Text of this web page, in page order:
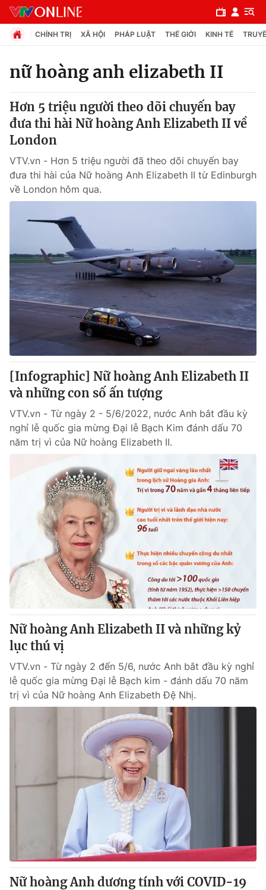
Chuyên mục
Chính trị
Pháp luật
Y tế
Thế giới
Tin tức
Thế giới đó đây
Câu chuyện quốc tế
Kinh tế
Tài chính
Thị trường
Góc doanh nghiệp
Dữ liệu và đời sống
Truyền hình
Phim VTV
Hậu trường
Nhân vật
Giải sao mai
Giải trí
Điện ảnh
Âm nhạc
Đời sống
Làm đẹp
Chất lượng cuộc sống
Tuyển sinh
Học trực tuyến
Công nghệ
Hitech Công nghệ tương lai
Sản phẩm
Thị trường
Tư vấn
Giao lưu trực tuyến
Lịch phát sóng
Chuyên mục khác
Emagazine Podcast
Photo Infographic
Video Shorts video
VTV Thể thao
Bất động sản
Thị trường 24h Tấm lòng Việt
Vươn mình bằng AI
VTV9 VTV8
CHÍNH TRỊ XÃ HỘI PHÁP LUẬT THẾ GIỚI KINH TẾ
nữ hoàng anh elizabeth II
Hơn 5 triệu người theo dõi chuyến bay
đưa thi hài Nữ hoàng Anh Elizabeth II về
London
VTV.vn - Hơn 5 triệu người đã theo dõi chuyến bay
đưa thi hài của Nữ hoàng Anh Elizabeth II từ Edinburgh
về London hôm qua.
[Infographic] Nữ hoàng Anh Elizabeth II
và những con số ấn tượng
VTV.vn - Từ ngày 2 - 5/6/2022, nước Anh bắt đầu kỳ
nghỉ lễ quốc gia mừng Đại lễ Bạch Kim đánh dấu 70
năm trị vì của Nữ hoàng Elizabeth II.
Nữ hoàng Anh Elizabeth II và những kỷ
lục thú vị
VTV.vn - Từ ngày 2 đến 5/6, nước Anh bắt đầu kỳ nghỉ
lễ quốc gia mừng Đại lễ Bạch kim - đánh dấu 70 năm
trị vì của Nữ hoàng Anh Elizabeth Đệ Nhị.
Nữ hoàng Anh dương tính với COVID-19